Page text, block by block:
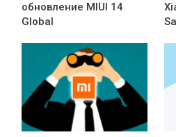
обновление MIUI 14
Global